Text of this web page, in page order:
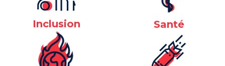
Inclusion Santé